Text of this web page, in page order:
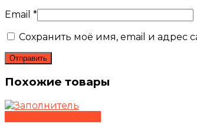
Email *
Сохранить моё имя, email и адрес
Похожие товары